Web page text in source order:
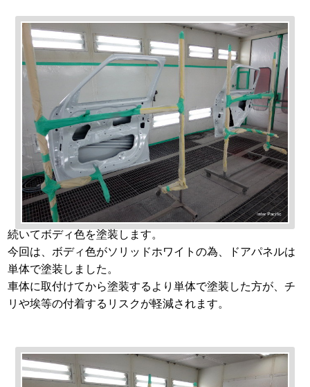
続いてボディ色を塗装します。
今回は、ボディ色がソリッドホワイトの為、ドアパネルは
単体で塗装しました。
車体に取付けてから塗装するより単体で塗装した方が、チ
リや埃等の付着するリスクが軽減されます。